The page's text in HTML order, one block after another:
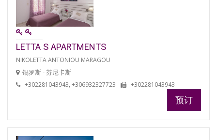
LETTA S APARTMENTS
NIKOLETTA ANTONIOU MARAGOU
锡罗斯 - 芬尼卡斯
+302281043943, +306932327723 +302281043943
预订